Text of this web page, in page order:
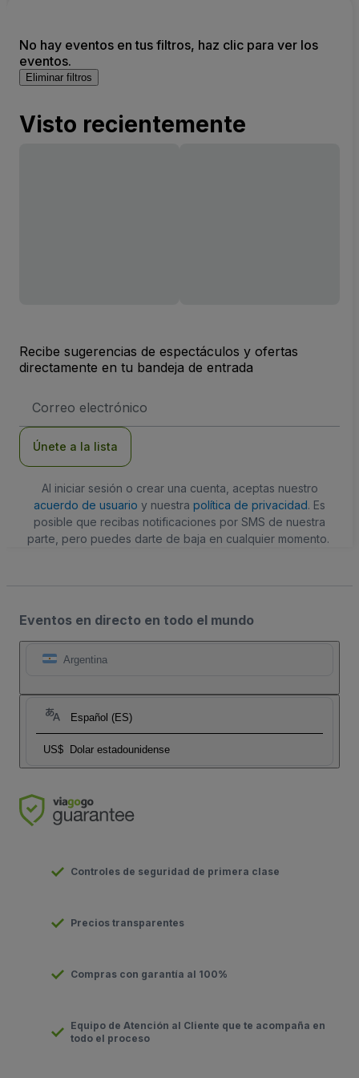
No hay eventos en tus filtros, haz clic para ver los
eventos.
Eliminar filtros
Visto recientemente
Recibe sugerencias de espectáculos y ofertas
directamente en tu bandeja de entrada
de
Únete a la lista
Al iniciar sesión o crear una cuenta, aceptas nuestro
acuerdo de usuario y nuestra política de privacidad. Es
posible que recibas notificaciones por SMS de nuestra
parte, pero puedes darte de baja en cualquier momento.
Eventos en directo en todo el mundo
Argentina
Español (ES)
US$ Dolar estadounidense
Controles de seguridad de primera clase
Precios transparentes
Compras con garantía al 100%
Equipo de Atención al Cliente que te acompaña en
todo el proceso